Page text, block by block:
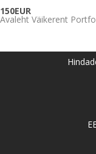
150EUR
Avaleht Väikerent